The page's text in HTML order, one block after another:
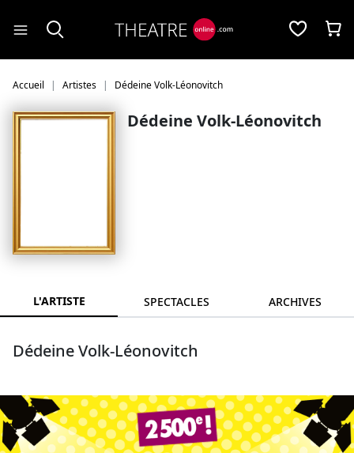
Accueil Artistes Dédeine Volk-Léonovitch
Dédeine Volk-Léonovitch
L'ARTISTE SPECTACLES ARCHIVES
Dédeine Volk-Léonovitch